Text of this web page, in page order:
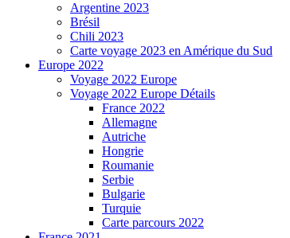
Argentine 2023
Brésil
Chili 2023
Carte voyage 2023 en Amérique du Sud
Europe 2022
Voyage 2022 Europe
Voyage 2022 Europe Détails
France 2022
Allemagne
Autriche
Hongrie
Roumanie
Serbie
Bulgarie
Turquie
Carte parcours 2022